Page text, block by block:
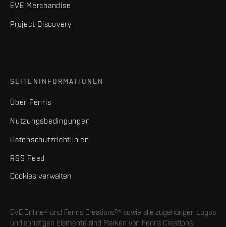
EVE Merchandise
Project Discovery
SEITENINFORMATIONEN
Über Fenris
Nutzungsbedingungen
Datenschutzrichtlinien
RSS Feed
Cookies verwalten
EVE Online® und Fenris Creations™ sowie alle zugehörigen Logos
und sonstigen Elemente sind Marken von Fenris Creations.